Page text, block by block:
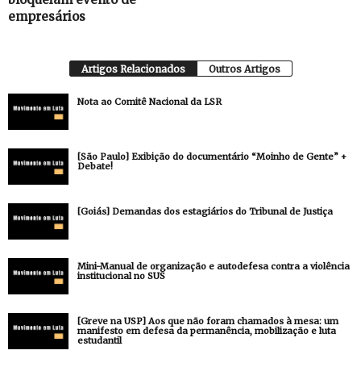
empresários
Artigos Relacionados Outros Artigos
Nota ao Comitê Nacional da LSR
[São Paulo] Exibição do documentário “Moinho de Gente” +
Debate!
[Goiás] Demandas dos estagiários do Tribunal de Justiça
Mini-Manual de organização e autodefesa contra a violência
institucional no SUS
[Greve na USP] Aos que não foram chamados à mesa: um
manifesto em defesa da permanência, mobilização e luta
estudantil